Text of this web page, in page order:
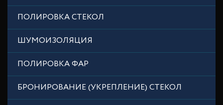
ПОЛИРОВКА СТЕКОЛ
ШУМОИЗОЛЯЦИЯ
ПОЛИРОВКА ФАР
БРОНИРОВАНИЕ (УКРЕПЛЕНИЕ) СТЕКОЛ